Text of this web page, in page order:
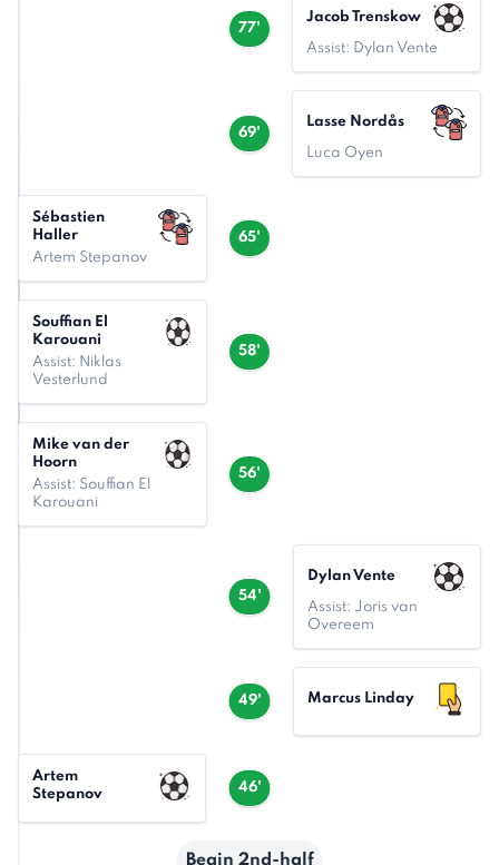
77'
Jacob Trenskow
Assist: Dylan Vente
69'
Lasse Nordås
Luca Oyen
65'
Sébastien
Haller
Artem Stepanov
58'
Souffian El
Karouani
Assist: Niklas
Vesterlund
56'
Mike van der
Hoorn
Assist: Souffian El
Karouani
54'
Dylan Vente
Assist: Joris van
Overeem
49' Marcus Linday
46'
Artem
Stepanov
Begin 2nd-half